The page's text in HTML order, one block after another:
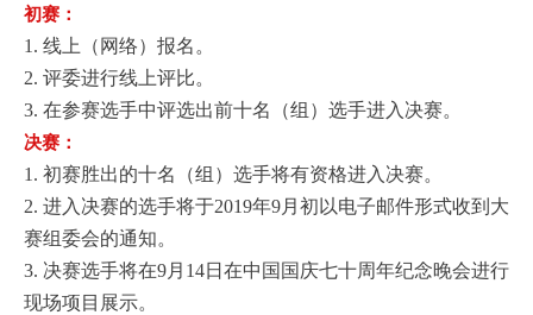
初赛：
1. 线上（网络）报名。
2. 评委进行线上评比。
3. 在参赛选手中评选出前十名（组）选手进入决赛。
决赛：
1. 初赛胜出的十名（组）选手将有资格进入决赛。
2. 进入决赛的选手将于2019年9月初以电子邮件形式收到大
赛组委会的通知。
3. 决赛选手将在9月 14日在中国国庆七十周年纪念晚会进行
现场项目展示。